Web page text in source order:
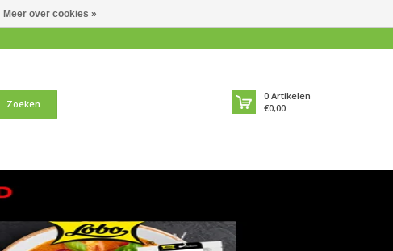
Zoeken
0 Artikelen
€0,00
Meer over cookies »